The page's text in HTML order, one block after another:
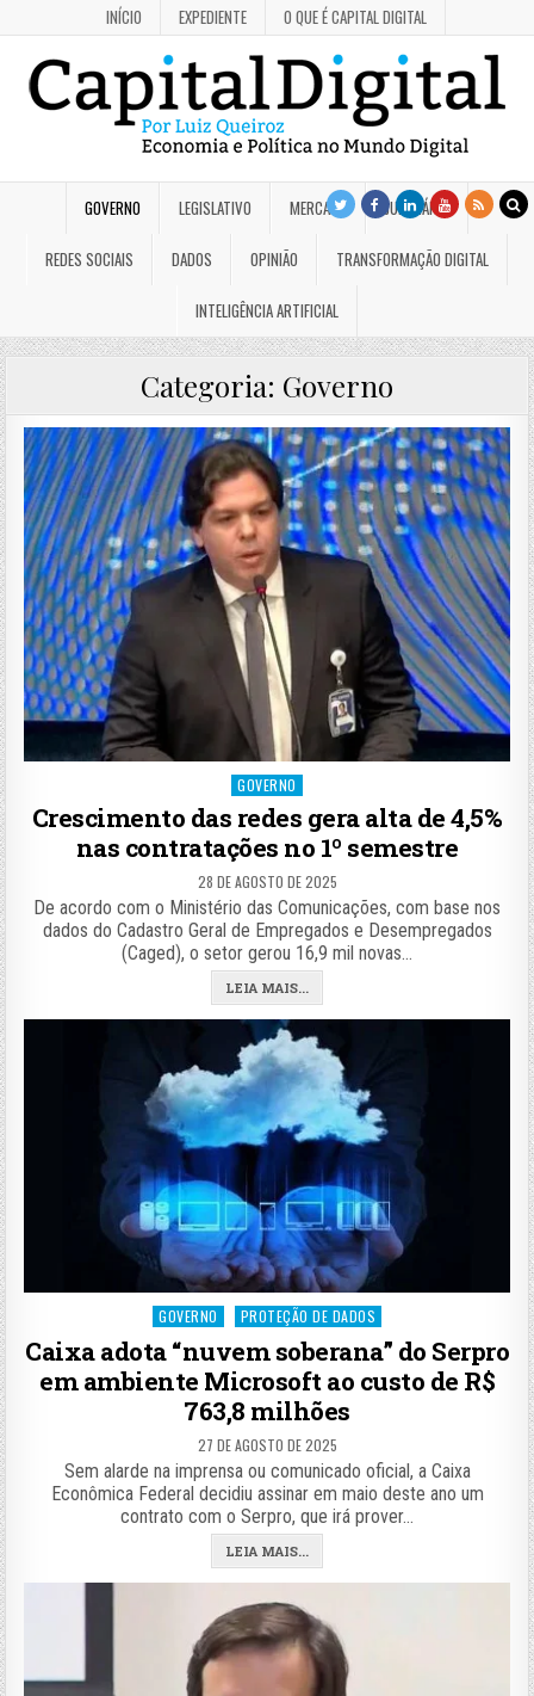
INÍCIO EXPEDIENTE O QUE É CAPITAL DIGITAL
GOVERNO LEGISLATIVO MERCADO JUDICIÁRIO
REDES SOCIAIS DADOS OPINIÃO TRANSFORMAÇÃO DIGITAL
INTELIGÊNCIA ARTIFICIAL
Categoria: Governo
Posted
GOVERNO
Crescimento das redes gera alta de 4,5%
nas contratações no 1º semestre
28 DE AGOSTO DE 2025
De acordo com o Ministério das Comunicações, com base nos
dados do Cadastro Geral de Empregados e Desempregados
(Caged), o setor gerou 16,9 mil novas…
LEIA MAIS...
Posted
GOVERNO PROTEÇÃO DE DADOS
Caixa adota “nuvem soberana” do Serpro
em ambiente Microsoft ao custo de R$
763,8 milhões
27 DE AGOSTO DE 2025
Sem alarde na imprensa ou comunicado oficial, a Caixa
Econômica Federal decidiu assinar em maio deste ano um
contrato com o Serpro, que irá prover…
LEIA MAIS...